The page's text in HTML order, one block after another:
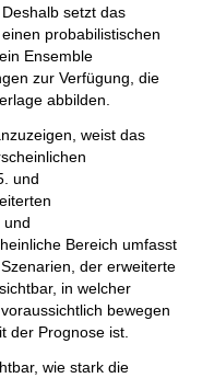
setzt das
probabilistischen
Ensemble
zur Verfügung, die
abbilden.
weist das
und
und
Bereich umfasst
der erweiterte
in welcher
bewegen
der Prognose ist.
wie stark die